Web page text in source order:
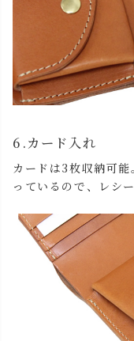
6.カード入れ
カードは3枚収納可
っているので、レシ